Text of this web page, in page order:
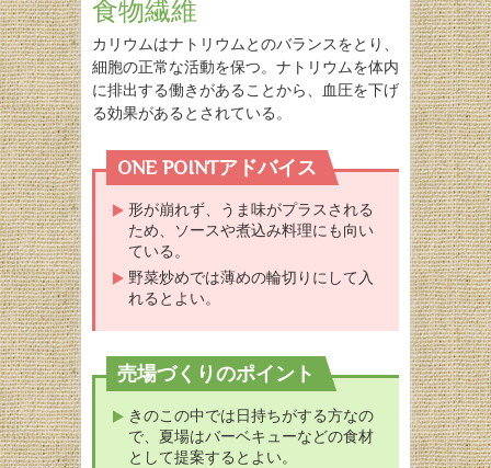
食物繊維
カリウムはナトリウムとのバランスをとり、
細胞の正常な活動を保つ。ナトリウムを体内
に排出する働きがあることから、血圧を下げ
る効果があるとされている。
ONE POINTアドバイス
形が崩れず、うま味がプラスされる
ため、ソースや煮込み料理にも向い
ている。
野菜炒めでは薄めの輪切りにして入
れるとよい。
売場づくりのポイント
きのこの中では日持ちがする方なの
で、夏場はバーベキューなどの食材
として提案するとよい。